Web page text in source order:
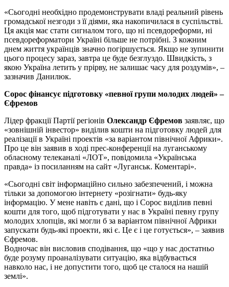
«Сьогодні необхідно продемонструвати владі реальний рівень
громадської незгоди з її діями, яка накопичилася в суспільстві.
Ця акція має стати сигналом того, що ні псевдореформи, ні
псевдореформатори Україні більше не потрібні. З кожним
днем життя українців значно погіршується. Якщо не зупинити
цього процесу зараз, завтра це буде безглуздо. Швидкість, з
якою Україна летить у прірву, не залишає часу для роздумів», –
зазначив Данилюк.
Сорос фінансує підготовку «певної групи молодих людей» –
Єфремов
Лідер фракції Партії регіонів Олександр Єфремов заявляє, що
«зовнішній інвестор» виділив кошти на підготовку людей для
реалізації в Україні проектів «за варіантом північної Африки».
Про це він заявив в ході прес-конференції на луганському
обласному телеканалі «ЛОТ», повідомила «Українська
правда» із посиланням на сайт «Луганськ. Коментарі».
«Сьогодні світ інформаційно сильно забезпечений, і можна
тільки за допомогою інтернету «розігнати» будь-яку
інформацію. У мене навіть є дані, що і Сорос виділив певні
кошти для того, щоб підготувати у нас в Україні певну групу
молодих хлопців, які могли б за варіантом північної Африки
запускати будь-які проекти, які є. Це є і це готується», – заявив
Єфремов.
Водночас він висловив сподівання, що «що у нас достатньо
буде розуму проаналізувати ситуацію, яка відбувається
навколо нас, і не допустити того, щоб це сталося на нашій
землі».